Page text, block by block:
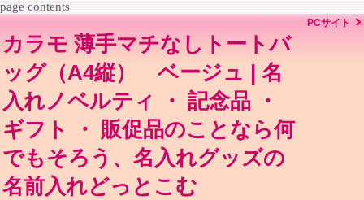
page contents
カラモ 薄手マチなしトートバ
ッグ（A4縦） ベージュ | 名
入れノベルティ ・ 記念品 ・
ギフト ・ 販促品のことなら何
でもそろう、名入れグッズの
名前入れどっとこむ
PCサイト